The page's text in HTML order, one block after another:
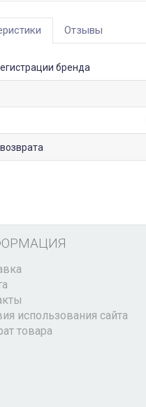
Отзывы
бренда
использования сайта
товара